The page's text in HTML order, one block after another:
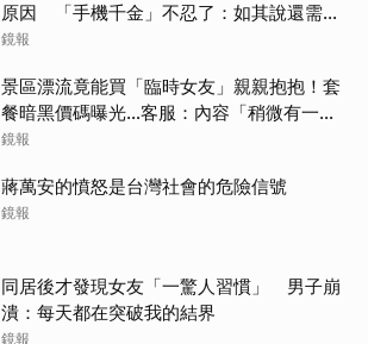
原因 「手機千金」不忍了：如其說還需要
離開嗎？
鏡報
景區漂流竟能買「臨時女友」親親抱抱！套
餐暗黑價碼曝光…客服：內容「稍微有一點
尺度」
鏡報
蔣萬安的憤怒是台灣社會的危險信號
鏡報
同居後才發現女友「一驚人習慣」 男子崩
潰：每天都在突破我的結界
鏡報